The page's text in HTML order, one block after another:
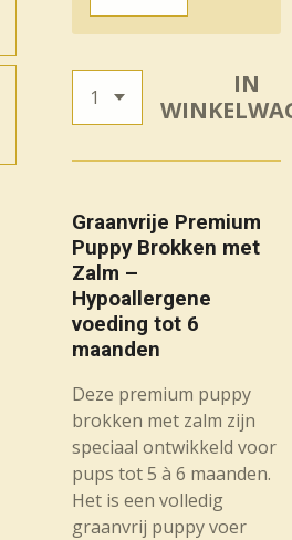
IN
Graanvrije Premium
Puppy Brokken met
Zalm –
Hypoallergene
voeding tot 6
maanden
Deze premium puppy
brokken met zalm zijn
speciaal ontwikkeld voor
pups tot 5 à 6 maanden.
Het is een volledig
graanvrij puppy voer